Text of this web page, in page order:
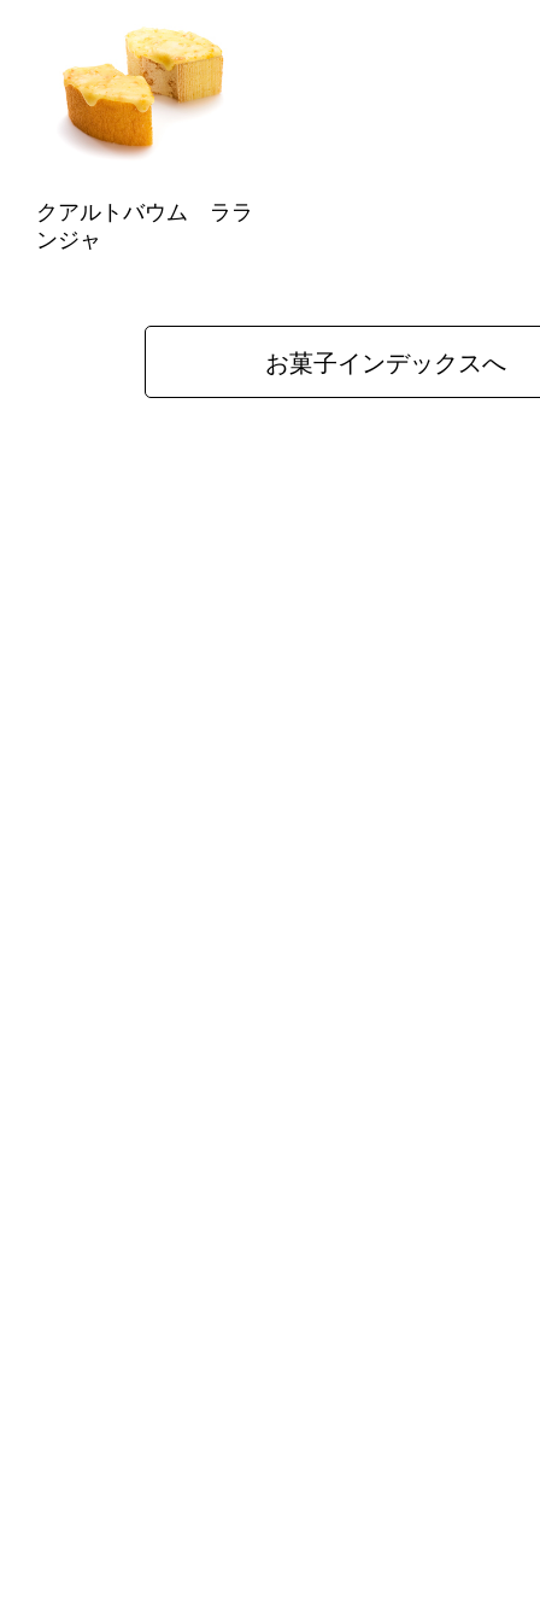
クアルトバウム ララ
ンジャ
お菓子インデックスへ